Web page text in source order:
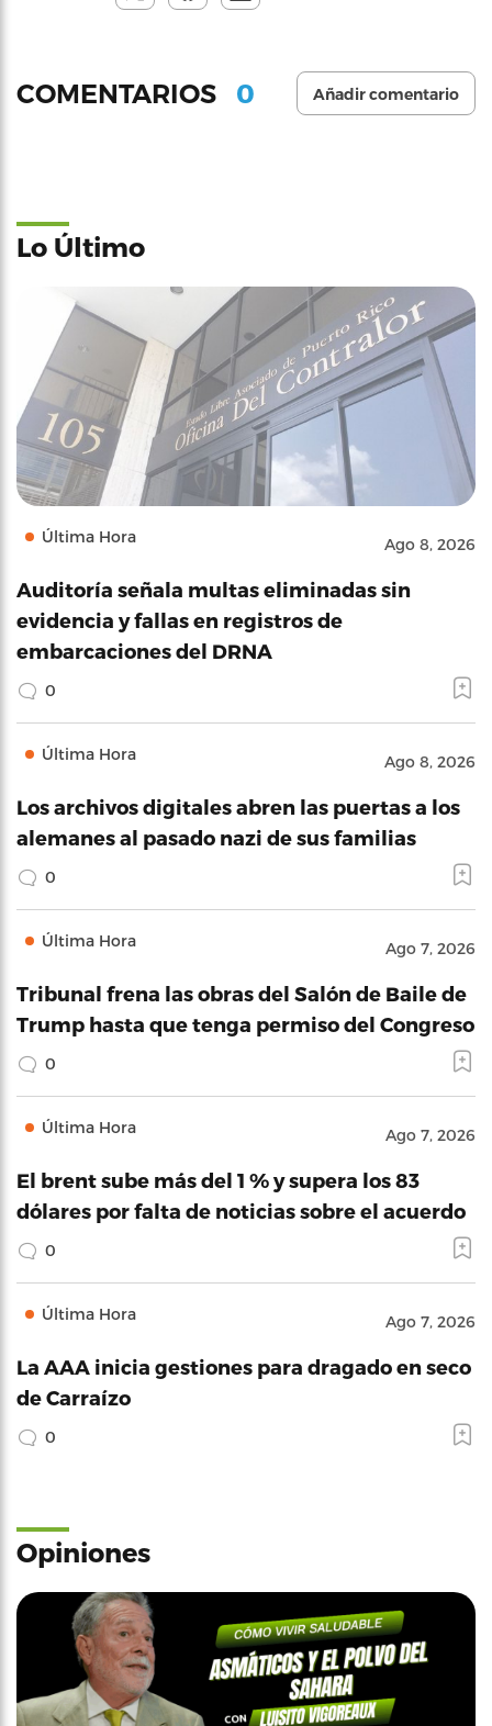
COMENTARIOS 0 Añadir comentario
Lo Último
Última Hora Ago 8, 2026
Auditoría señala multas eliminadas sin
evidencia y fallas en registros de
embarcaciones del DRNA
0
Última Hora Ago 8, 2026
Los archivos digitales abren las puertas a los
alemanes al pasado nazi de sus familias
0
Última Hora Ago 7, 2026
Tribunal frena las obras del Salón de Baile de
Trump hasta que tenga permiso del Congreso
0
Última Hora Ago 7, 2026
El brent sube más del 1 % y supera los 83
dólares por falta de noticias sobre el acuerdo
0
Última Hora Ago 7, 2026
La AAA inicia gestiones para dragado en seco
de Carraízo
0
Opiniones